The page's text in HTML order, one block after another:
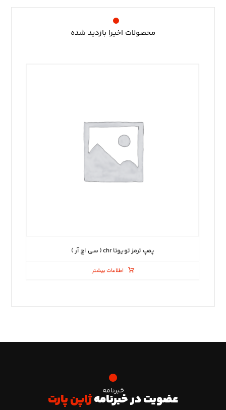
محصولات اخیرا بازدید شده
پمپ ترمز تویوتا chr ( سی اچ آر )
اطلاعات بیشتر
خبرنامه
عضویت در خبرنامهژاپن پارت